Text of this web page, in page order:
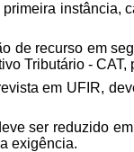
instância,
de recurso em
Tributário -
em UFIR,
ser reduzido
exigência.